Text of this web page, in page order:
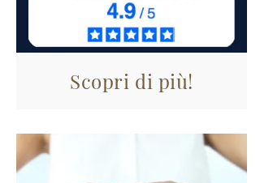
Scopri di più!